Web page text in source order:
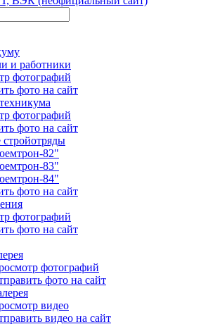
и работники
фотографий
фото на сайт
фотографий
фото на сайт
стройотряды
82"
83"
84"
фото на сайт
фотографий
фото на сайт
фотографий
фото на сайт
видео
видео на сайт